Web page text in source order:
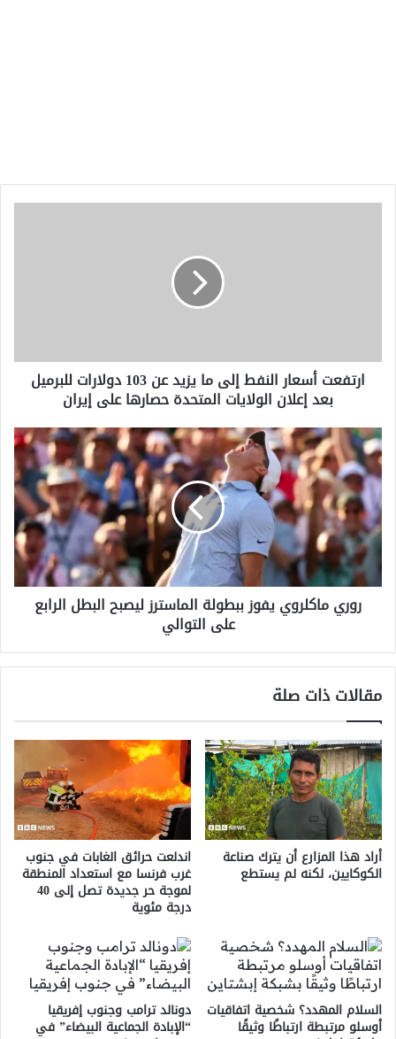
دولارات
للبرميل
الولايات
المتحدة
حصارها
على
إيران
ارتفعت أسعار النفط إلى ما يزيد عن 103 دولارات للبرميل
بعد إعلان الولايات المتحدة حصارها على إيران
روري
ماكلروي
يفوز
ببطولة
الماسترز
ليصبح
البطل
الرابع
على
التوالي
روري ماكلروي يفوز ببطولة الماسترز ليصبح البطل الرابع
على التوالي
مقالات ذات صلة
أراد هذا المزارع أن يترك صناعة
الكوكايين، لكنه لم يستطع
اندلعت حرائق الغابات في جنوب
غرب فرنسا مع استعداد المنطقة
لموجة حر جديدة تصل إلى 40
درجة مئوية
السلام المهدد؟ شخصية اتفاقيات
أوسلو مرتبطة ارتباطًا وثيقًا
دونالد ترامب وجنوب إفريقيا
“الإبادة الجماعية البيضاء” في